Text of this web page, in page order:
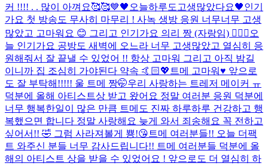
커 !!!! . . 많이 아껴요🥰🥰💙🖤오늘하루도고생많았다요🖤인기
가요 첫 방송도 무사히 마무리 ! 사녹 생방 응원 너무너무 고생
많았고 고마워요 😊 그리고 인기가요 의리 짱 (자랑임) 👍🏻😘 오
늘 인기가요 공방도 새벽에 오느라 너무 고생많았고 열심히 응
원해줘서 잘 끝낼 수 있었어 !! 항상 고마워 그리고 아직 밤길
이니까 집 조심히 가야된다 약속 🤙🏻💖 트메 고마워♥️ 앞으로
도 잘 부탁해!!!!! 울 트메 짱🤭우리 사랑하는 트레저 메이커 ㅠ
덕분에 올해 아티스트상 받고 왔어요 정말 여러분 응원 덕분에
너무 행복한일이 많은 만큼 트메도 진짜 하루하루 건강하고 행
복했으면 합니다 정말 사랑해요 늦게 와서 죄송해요 꼭 전하고
싶어서!! 🤣 그럼 사라져볼게 뿅!😘 트메 여러분들!! 오늘 더팩
트 와주신 분들 너무 감사드립니다!! 트메 여러분들 덕분에 올
해의 아티스트 상을 받을 수 있었어요 ! 앞으로도 더 열심히 하